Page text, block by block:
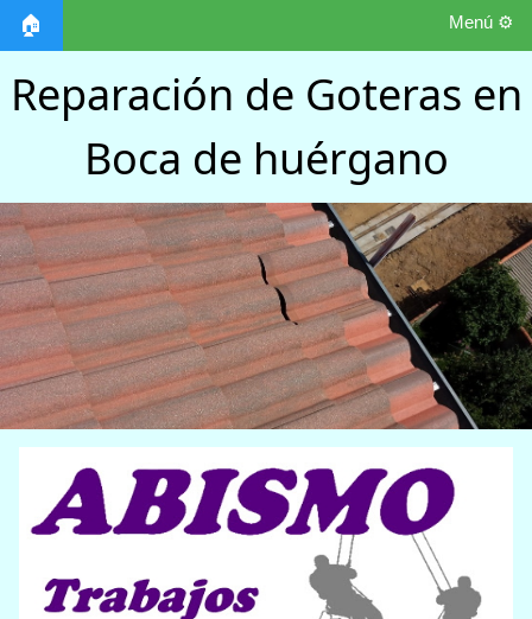
🏠 Menú ⚙️
Reparación de Goteras en
Boca de huérgano